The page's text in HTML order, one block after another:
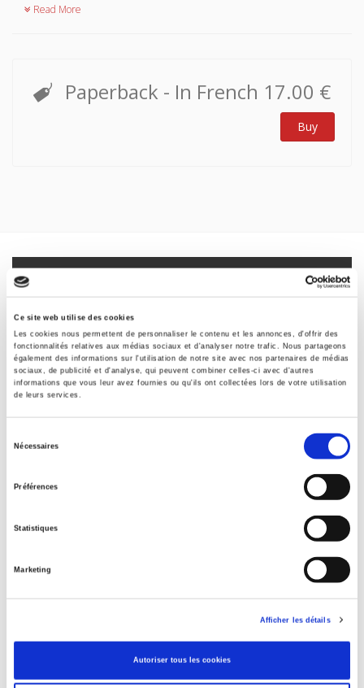
Ce site web utilise des cookies
Les cookies nous permettent de personnaliser le contenu et les annonces, d'offrir des
fonctionnalités relatives aux médias sociaux et d'analyser notre trafic. Nous partageons
également des informations sur l'utilisation de notre site avec nos partenaires de médias
sociaux, de publicité et d'analyse, qui peuvent combiner celles-ci avec d'autres
informations que vous leur avez fournies ou qu'ils ont collectées lors de votre utilisation
de leurs services.
Nécessaires
Préférences
Statistiques
Marketing
Afficher les détails
Autoriser tous les cookies
Read More
Paperback - In French 17.00 €
Buy
Contents
Specifications
Publisher
Author
Le Mouvement Social
French
Publisher Category
Publisher Category
History by period
Publisher Category